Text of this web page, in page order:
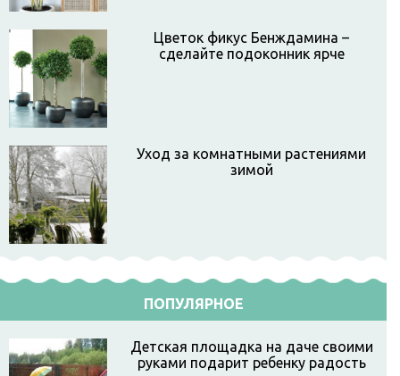
Цветок фикус Бенждамина –
сделайте подоконник ярче
Уход за комнатными растениями
зимой
ПОПУЛЯРНОЕ
Детская площадка на даче своими
руками подарит ребенку радость